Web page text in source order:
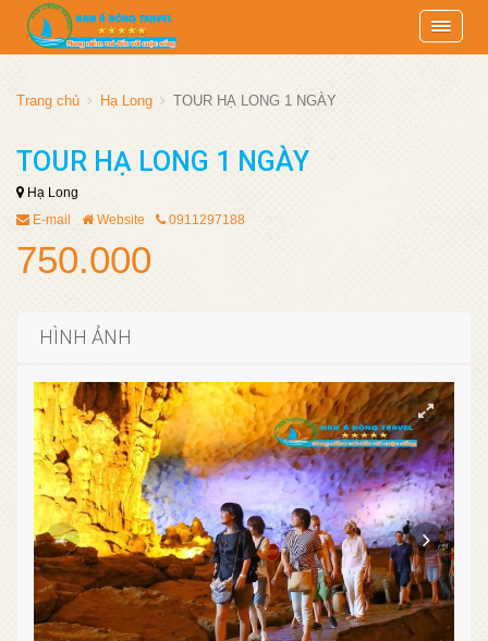
Trang chủ Hạ Long TOUR HẠ LONG 1 NGÀY
TOUR HẠ LONG 1 NGÀY
Hạ Long
E-mail
Website 0911297188
750.000
HÌNH ẢNH